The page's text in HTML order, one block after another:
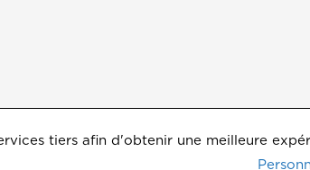
Politique de protection des données
tiers afin d'obtenir une meilleure